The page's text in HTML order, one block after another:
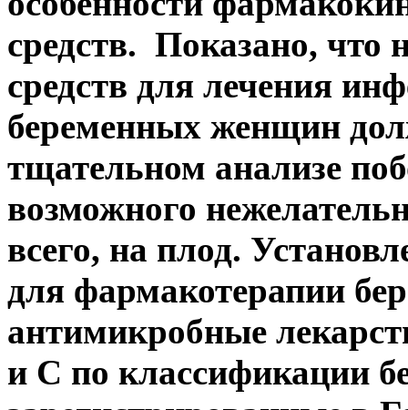
средств. Показано, что
средств для лечения
беременных женщин
тщательном анализе
возможного
всего, на плод.
для фармакотерапии
антимикробные
и С по классификации